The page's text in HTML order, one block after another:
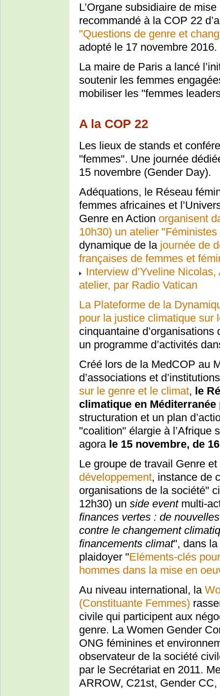
L’Organe subsidiaire de
recommandé à la COP 22
"Questions de genre et
adopté le 17 novembre 2016.
La maire de Paris a lancé
soutenir les femmes
mobiliser les "femmes
A la COP 22
Les lieux de stands et
"femmes". Une journée
15 novembre (Gender Day).
Adéquations, le Réseau
femmes africaines et
Genre en Action organisent
10h30) un atelier
dynamique de la journée de
françaises de femmes et
Interview d’Yveline
atelier, par Radio Vatican
La Plateforme de la
pour la justice climatique sur
cinquantaine
un programme d’activités
Créé lors de la MedCOP au
d’associations et
sur le genre et le climat, le
climatique en Méditerranée
structuration et un plan
"coalition" élargie à l’Afrique
agora le 15 novembre, de
Le groupe de travail Genre
développement, instance de
organisations de la société"
12h30) un side eventmulti-
finances vertes : de
contre le changement
financements climat", dans
plaidoyer "Eléments-clés
hommes dans la mise en
Au niveau international, la
(Constituante Femmes)
civile qui participent aux
genre. La Women Gender
ONG féminines et
observateur de la société
par le Secrétariat en 2011.
ARROW, C21st, Gender